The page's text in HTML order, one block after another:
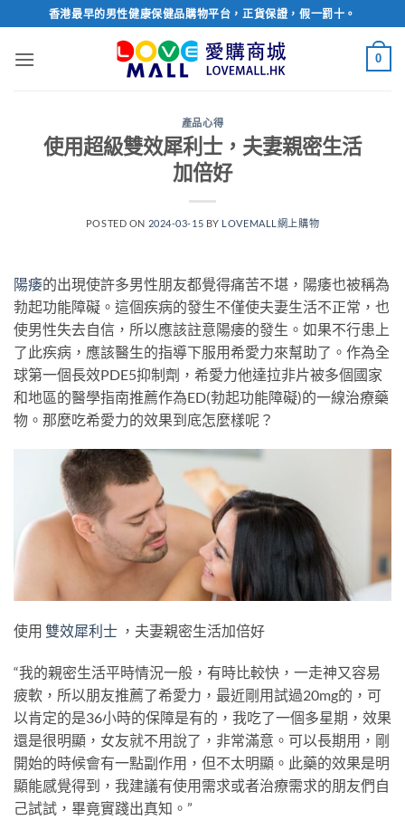
to
content
香港最早的男性健康保健品購物平台，正貨保證，假一罰十。
0
產品心得
使用超級雙效犀利士，夫妻親密生活
加倍好
POSTED ON 2024-03-15 BY LOVEMALL網上購物
陽痿的出現使許多男性朋友都覺得痛苦不堪，陽痿也被稱為
勃起功能障礙。這個疾病的發生不僅使夫妻生活不正常，也
使男性失去自信，所以應該註意陽痿的發生。如果不行患上
了此疾病，應該醫生的指導下服用希愛力來幫助了。作為全
球第一個長效PDE5抑制劑，希愛力他達拉非片被多個國家
和地區的醫學指南推薦作為ED(勃起功能障礙)的一線治療藥
物。那麼吃希愛力的效果到底怎麼樣呢？
使用 雙效犀利士 ，夫妻親密生活加倍好
“我的親密生活平時情況一般，有時比較快，一走神又容易
疲軟，所以朋友推薦了希愛力，最近剛用試過20mg的，可
以肯定的是36小時的保障是有的，我吃了一個多星期，效果
還是很明顯，女友就不用說了，非常滿意。可以長期用，剛
開始的時候會有一點副作用，但不太明顯。此藥的效果是明
顯能感覺得到，我建議有使用需求或者治療需求的朋友們自
己試試，畢竟實踐出真知。”